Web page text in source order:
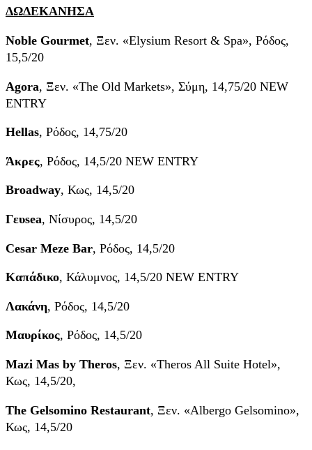
ΔΩΔΕΚΑΝΗΣΑ
Noble Gourmet, Ξεν. «Elysium Resort & Spa», Ρόδος,
15,5/20
Agora, Ξεν. «The Old Markets», Σύμη, 14,75/20 NEW
ENTRY
Hellas, Ρόδος, 14,75/20
Άκρες, Ρόδος, 14,5/20 NEW ENTRY
Broadway, Κως, 14,5/20
Γευsea, Νίσυρος, 14,5/20
Cesar Meze Bar, Ρόδος, 14,5/20
Καπάδικο, Κάλυμνος, 14,5/20 NEW ENTRY
Λακάνη, Ρόδος, 14,5/20
Μαυρίκος, Ρόδος, 14,5/20
Mazi Mas by Theros, Ξεν. «Theros All Suite Hotel»,
Κως, 14,5/20,
The Gelsomino Restaurant, Ξεν. «Albergo Gelsomino»,
Κως, 14,5/20